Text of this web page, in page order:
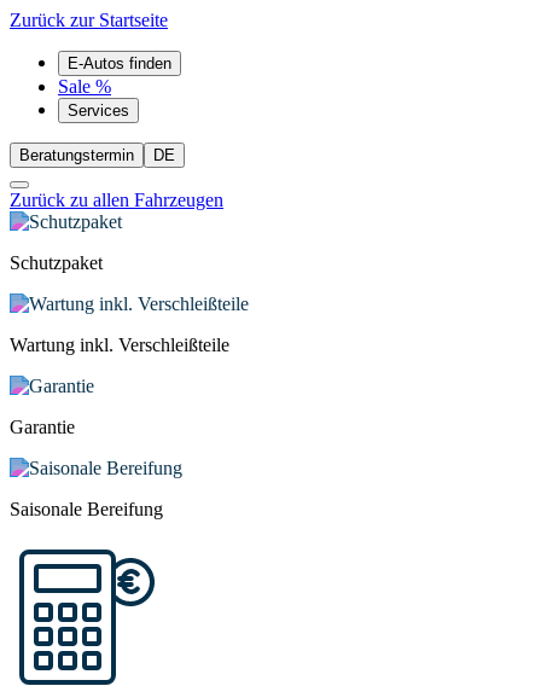
Zurück zur Startseite
E-Autos finden
Sale %
Services
Beratungstermin DE
Zurück zu allen Fahrzeugen
Schutzpaket
Wartung inkl. Verschleißteile
Garantie
Saisonale Bereifung